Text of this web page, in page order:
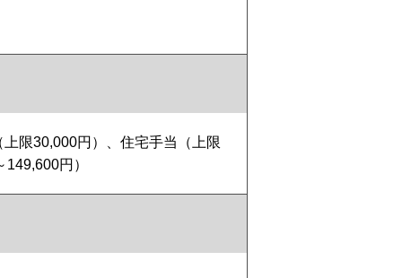
限30,000円）、住宅手当（上限
円）